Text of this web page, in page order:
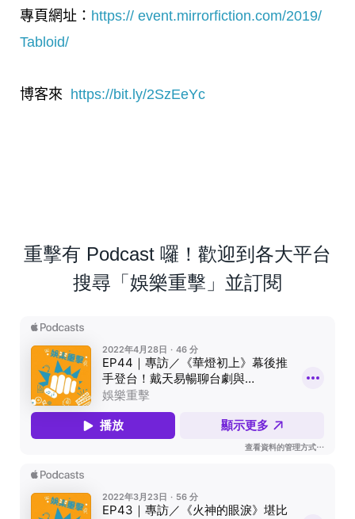
專頁網址： https:// event.mirrorfiction.com/2019/
Tabloid/
博客來 https://bit.ly/2SzEeYc
重擊有 Podcast 囉！歡迎到各大平台
搜尋「娛樂重擊」並訂閱